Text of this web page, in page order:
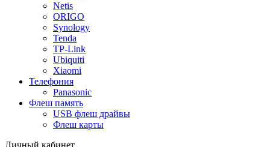
Netis
ORIGO
Synology
Tenda
TP-Link
Ubiquiti
Xiaomi
Телефония
Panasonic
Флеш память
USB флеш драйвы
Флеш карты
Личный кабинет